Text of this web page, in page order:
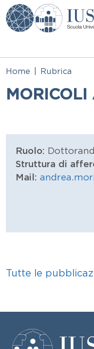
Salta al contenuto
Home Rubrica
MORICOLI
Ruolo:
Struttura di
Mail:
Tutte le